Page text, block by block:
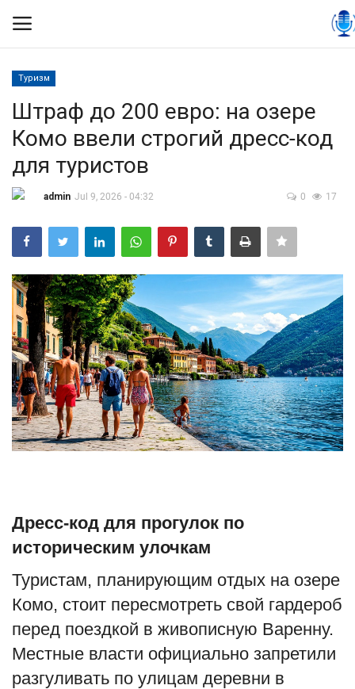
Контакты
Правила размещения
Экономика
Технологии
Спорт
Туризм
Недвижимость
Образование
Шоу-бизнес
В мире
Туризм
Штраф до 200 евро: на озере
Комо ввели строгий дресс-код
для туристов
admin Jul 9, 2026 - 04:32 0 17
Дресс-код для прогулок по
историческим улочкам
Туристам, планирующим отдых на озере
Комо, стоит пересмотреть свой гардероб
перед поездкой в живописную Варенну.
Местные власти официально запретили
разгуливать по улицам деревни в